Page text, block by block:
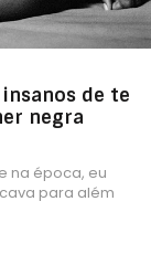
de te
negra
na época, eu
para além